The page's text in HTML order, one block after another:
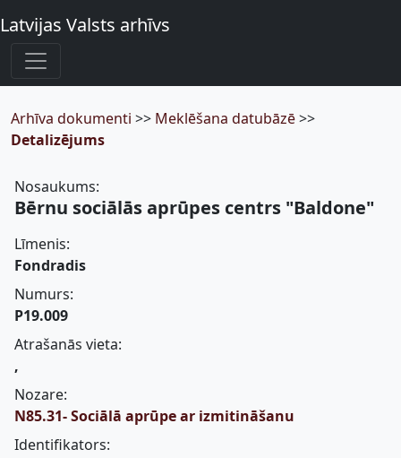
Latvijas Valsts arhīvs
Arhīva dokumenti >> Meklēšana datubāzē>>
Detalizējums
Nosaukums:
Bērnu sociālās aprūpes centrs "Baldone"
Līmenis:
Fondradis
Numurs:
P19.009
Atrašanās vieta:
,
Nozare:
N85.31- Sociālā aprūpe ar izmitināšanu
Identifikators: